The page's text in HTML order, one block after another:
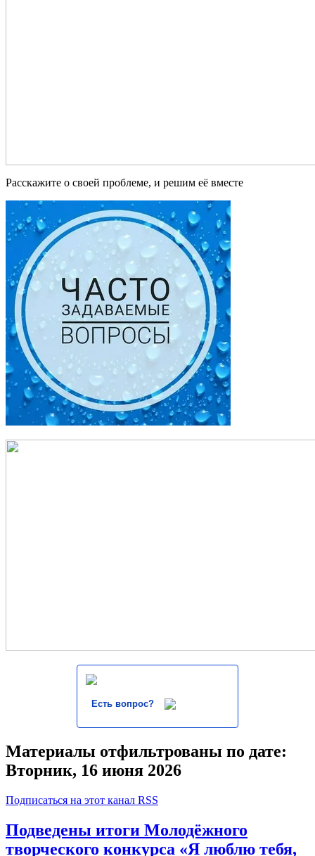
Расскажите о своей проблеме, и решим её вместе
Есть вопрос?
Материалы отфильтрованы по дате:
Вторник, 16 июня 2026
Подписаться на этот канал RSS
Подведены итоги Молодёжного
творческого конкурса «Я люблю тебя,